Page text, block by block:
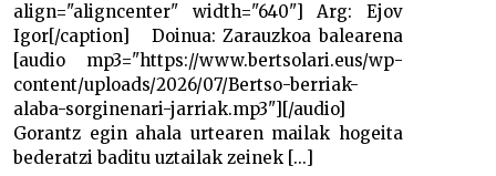
align="aligncenter" width="640"] Arg: Ejov
Igor[/caption] Doinua: Zarauzkoa balearena
[audio mp3="https://www.bertsolari.eus/wp-
content/uploads/2026/07/Bertso-berriak-
alaba-sorginenari-jarriak.mp3"][/audio]
Gorantz egin ahala urtearen mailak hogeita
bederatzi baditu uztailak zeinek [...]